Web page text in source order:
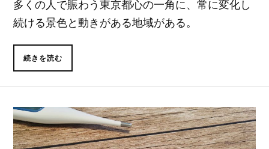
多くの人で賑わう東京都心の一角に、常に変化し
続ける景色と動きがある地域がある。
続きを読む